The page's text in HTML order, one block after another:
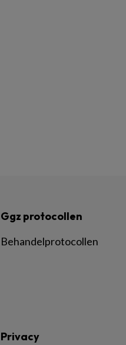
Ggz protocollen
Behandelprotocollen
Privacy